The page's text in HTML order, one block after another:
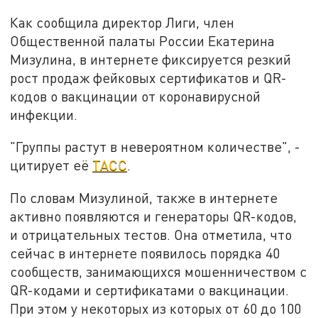
Как сообщила директор Лиги, член
Общественной палаты России Екатерина
Мизулина, в интернете фиксируется резкий
рост продаж фейковых сертификатов и QR-
кодов о вакцинации от коронавирусной
инфекции.
"Группы растут в невероятном количестве", -
цитирует её ТАСС.
По словам Мизулиной, также в интернете
активно появляются и генераторы QR-кодов,
и отрицательных тестов. Она отметила, что
сейчас в интернете появилось порядка 40
сообществ, занимающихся мошенничеством с
QR-кодами и сертификатами о вакцинации.
При этом у некоторых из которых от 60 до 100